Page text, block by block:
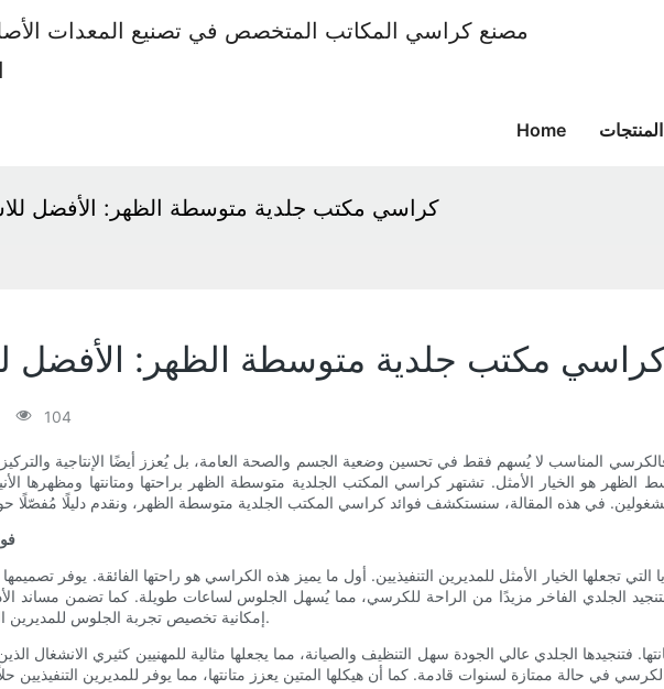
Home المنتجات
كراسي مكتب جلدية متوسطة الظهر: الأفضل
مكتب جلدية متوسطة الظهر: الأفضل
104
المناسب لا يُسهم فقط في تحسين وضعية الجسم والصحة العامة، بل يُعزز أيضًا الإنتاجية والتركيز.
هو الخيار الأمثل. تشتهر كراسي المكتب الجلدية متوسطة الظهر براحتها ومتانتها ومظهرها
تجعلها الخيار الأمثل للمديرين التنفيذيين. أول ما يميز هذه الكراسي هو راحتها الفائقة. يوفر
الجلدي الفاخر مزيدًا من الراحة للكرسي، مما يُسهل الجلوس لساعات طويلة. كما تضمن مساند الأذرع
إمكانية تخصيص تجربة الجلوس للمديرين التنفيذيين بما يتناسب مع احتياجاتهم الفردية.
فتنجيدها الجلدي عالي الجودة سهل التنظيف والصيانة، مما يجعلها مثالية للمهنيين كثيري الانشغال